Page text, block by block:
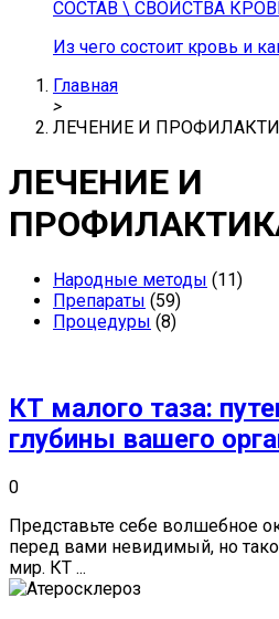
СОСТАВ \ СВОЙСТВА
Из чего состоит кровь и
Главная
>
ЛЕЧЕНИЕ И
ЛЕЧЕНИЕ И
Народные методы (11)
Препараты (59)
Процедуры (8)
КТ малого таза:
глубины вашего
0
Представьте себе волшебное
перед вами невидимый, но
мир. КТ ...